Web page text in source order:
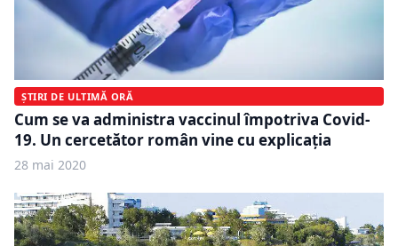
ȘTIRI DE ULTIMĂ ORĂ
Cum se va administra vaccinul împotriva Covid-
19. Un cercetător român vine cu explicația
28 mai 2020